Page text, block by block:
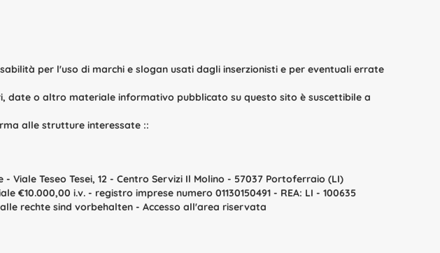
per l'uso di marchi e slogan usati dagli inserzionisti e per eventuali errate
date o altro materiale informativo pubblicato su questo sito è suscettibile a
alle strutture interessate::
- Viale Teseo Tesei, 12 - Centro Servizi Il Molino - 57037 Portoferraio (LI)
€10.000,00 i.v. - registro imprese numero 01130150491 - REA: LI - 100635
rechte sind vorbehalten - Accesso all'area riservata